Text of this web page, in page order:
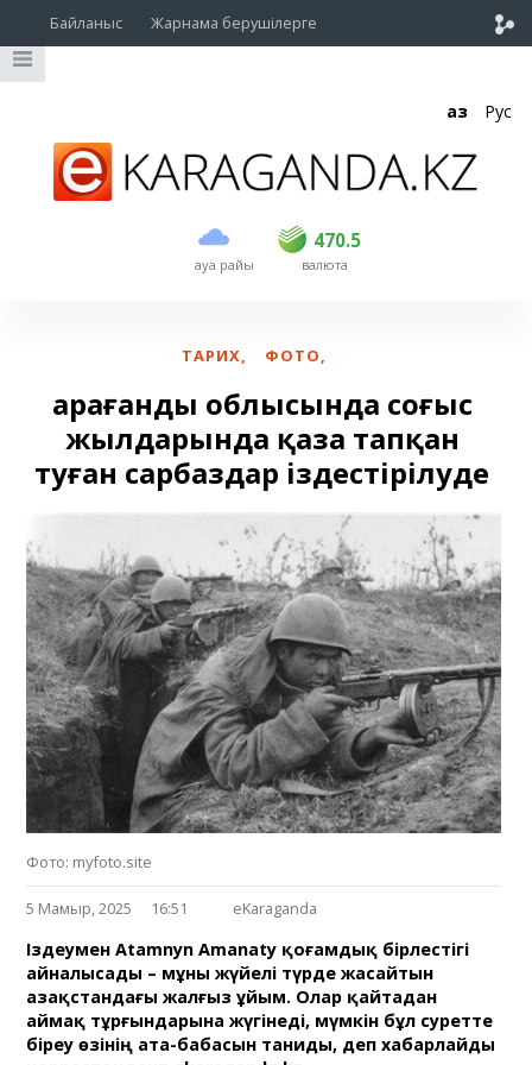
Байланыс Жарнама берушілерге
Қаз Рус
ауа райы
470.5
USD 469 470.5
EUR валюта
ТАРИХ, ФОТО,
Қарағанды облысында соғыс
жылдарында қаза тапқан
туған сарбаздар іздестірілуде
Фото: myfoto.site
5 Мамыр, 2025 16:51 eKaraganda
Іздеумен Atamnyn Amanaty қоғамдық бірлестігі
айналысады – мұны жүйелі түрде жасайтын
Қазақстандағы жалғыз ұйым. Олар қайтадан
аймақ тұрғындарына жүгінеді, мүмкін бұл суретте
біреу өзінің ата-бабасын таниды, деп хабарлайды